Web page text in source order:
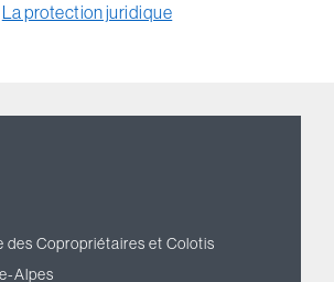
La protection juridique
des Copropriétaires et Colotis
Alpes